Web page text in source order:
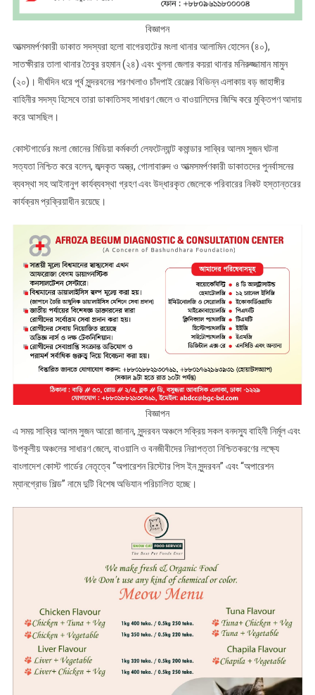
বিজ্ঞাপন
আত্মসমর্পণকারী ডাকাত সদস্যরা হলো বাগেরহাটের মংলা থানার আলামিন হোসেন (৪০),
সাতক্ষীরার তালা থানার তৈবুর রহমান (২৪) এবং খুলনা জেলার কয়রা থানার মনিরুজ্জামান মামুন
(২০)। দীর্ঘদিন ধরে পূর্ব সুন্দরবনের শরণখলাও চাঁদপাই রেঞ্জের বিভিন্ন এলাকায় বড় জাহাঙ্গীর
বাহিনীর সদস্য হিসেবে তারা ডাকাতিসহ সাধারণ জেলে ও বাওয়ালিদের জিম্মি করে মুক্তিপণ আদায়
করে আসছিল।
কোস্টগার্ডের মংলা জোনের মিডিয়া কর্মকর্তা লেফটেন্যান্ট কমান্ডার সাব্বির আলম সুজন ঘটনা
সত্যতা নিশ্চিত করে বলেন, জব্দকৃত অস্ত্র, গোলাবারুদ ও আত্মসমর্পণকারী ডাকাতদের পুনর্বাসনের
ব্যবস্থা সহ আইনানুগ কার্যব্যবস্থা গ্রহণ এবং উদ্ধারকৃত জেলেকে পরিবারের নিকট হস্তান্তরের
কার্যক্রম প্রক্রিয়াধীন রয়েছে।
বিজ্ঞাপন
এ সময় সাব্বির আলম সুজন আরো জানান, সুন্দরবন অঞ্চলে সক্রিয় সকল বনদস্যু বাহিনী নির্মূল এবং
উপকূলীয় অঞ্চলের সাধারণ জেলে, বাওয়ালি ও বনজীবীদের নিরাপত্তা নিশ্চিতকরণের লক্ষ্যে
বাংলাদেশ কোস্ট গার্ডের নেতৃত্বে “অপারেশন রিস্টোর পিস ইন সুন্দরবন” এবং “অপারেশন
ম্যানগ্রোভ শিল্ড” নামে দুটি বিশেষ অভিযান পরিচালিত হচ্ছে।